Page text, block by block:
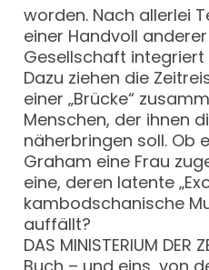
worden. Nach allerlei
einer Handvoll anderer
Gesellschaft integriert
Dazu ziehen die
einer „Brücke“
Menschen, der ihnen
näherbringen soll. Ob
Graham eine Frau
eine, deren latente
kambodschanische
auffällt?
DAS MINISTERIUM